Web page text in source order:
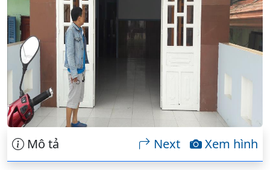
Mô tả Xem hình
Next